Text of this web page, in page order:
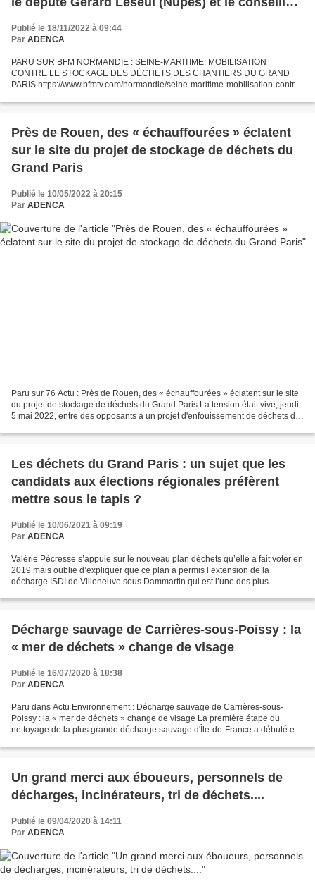
Publié le 18/11/2022 à 09:44
Par ADENCA
PARU SUR BFM NORMANDIE : SEINE-MARITIME: MOBILISATION
CONTRE LE STOCKAGE DES DÉCHETS DES CHANTIERS DU GRAND
PARIS https://www.bfmtv.com/normandie/seine-maritime-mobilisation-contre-
202211150693.html...
Près de Rouen, des « échauffourées » éclatent
sur le site du projet de stockage de déchets du
Grand Paris
Publié le 10/05/2022 à 20:15
Par ADENCA
Paru sur 76 Actu : Près de Rouen, des « échauffourées » éclatent sur le site
du projet de stockage de déchets du Grand Paris La tension était vive, jeudi
5 mai 2022, entre des opposants à un projet d'enfouissement de déchets du
Les déchets du Grand Paris : un sujet que les
candidats aux élections régionales préfèrent
mettre sous le tapis ?
Publié le 10/06/2021 à 09:19
Par ADENCA
Valérie Pécresse s’appuie sur le nouveau plan déchets qu’elle a fait voter en
2019 mais oublie d’expliquer que ce plan a permis l’extension de la
décharge ISDI de Villeneuve sous Dammartin qui est l’une des plus
Décharge sauvage de Carrières-sous-Poissy : la
« mer de déchets » change de visage
Publié le 16/07/2020 à 18:38
Par ADENCA
Paru dans Actu Environnement : Décharge sauvage de Carrières-sous-
Poissy : la « mer de déchets » change de visage La première étape du
nettoyage de la plus grande décharge sauvage d'Île-de-France a débuté en
Un grand merci aux éboueurs, personnels de
décharges, incinérateurs, tri de déchets....
Publié le 09/04/2020 à 14:11
Par ADENCA